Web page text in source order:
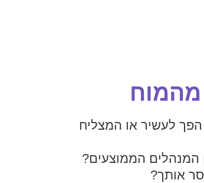
מהמוח
לעשיר או המצליח
המנהלים הממוצעים?
אותך?